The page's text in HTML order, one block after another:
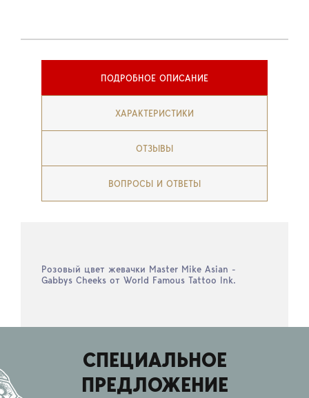
ПОДРОБНОЕ ОПИСАНИЕ
ХАРАКТЕРИСТИКИ
ОТЗЫВЫ
ВОПРОСЫ И ОТВЕТЫ
Розовый цвет жевачки Master Mike Asian -
Gabbys Cheeks от World Famous Tattoo Ink.
СПЕЦИАЛЬНОЕ
ПРЕДЛОЖЕНИЕ